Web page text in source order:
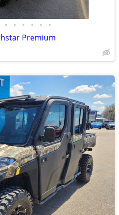
• • • • • •
Premium